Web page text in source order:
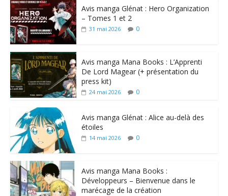
Avis manga Glénat : Hero Organization
– Tomes 1 et 2
31 mai 2026 0
Avis manga Mana Books : L’Apprenti
De Lord Magear (+ présentation du
press kit)
24 mai 2026 0
Avis manga Glénat : Alice au-delà des
étoiles
14 mai 2026 0
Avis manga Mana Books :
Développeurs – Bienvenue dans le
marécage de la création